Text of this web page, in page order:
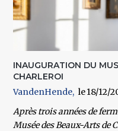
INAUGURATION DU
CHARLEROI
VandenHende
18/12/
Après trois années de
Musée des Beaux-Arts de